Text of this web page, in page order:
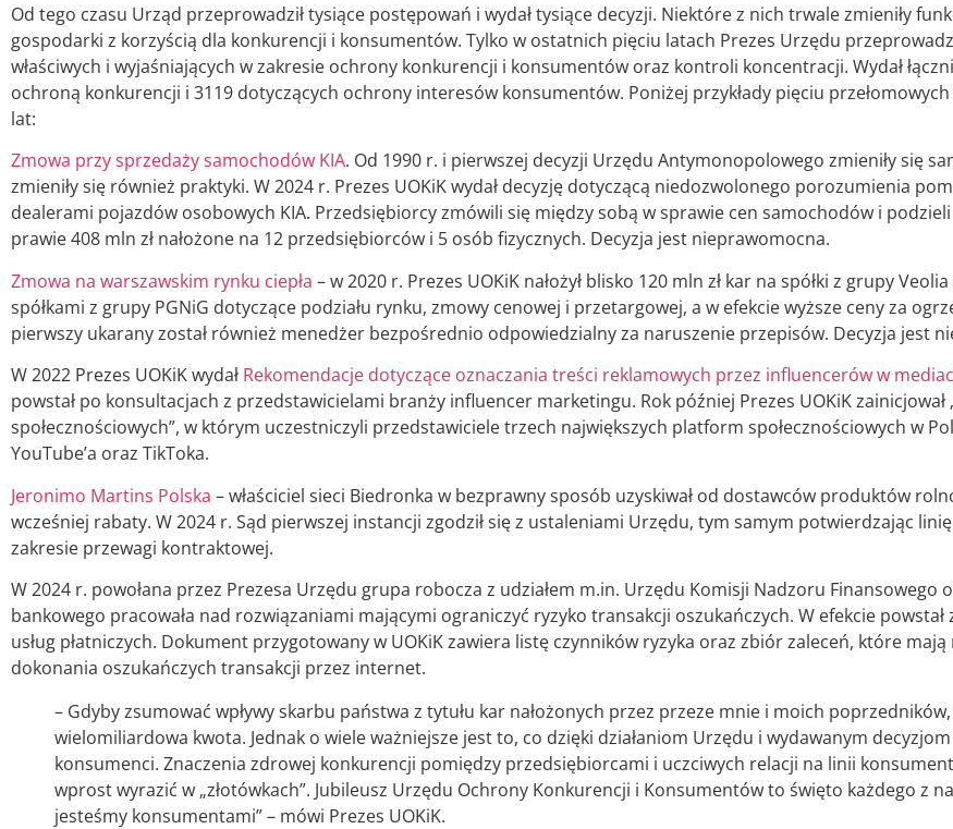
Od tego czasu Urząd przeprowadził tysiące postępowań i wydał tysiące decyzji. Niektóre z nich trwale zmieniły
gospodarki z korzyścią dla konkurencji i konsumentów. Tylko w ostatnich pięciu latach Prezes Urzędu
właściwych i wyjaśniających w zakresie ochrony konkurencji i konsumentów oraz kontroli koncentracji. Wydał
ochroną konkurencji i 3119 dotyczących ochrony interesów konsumentów. Poniżej przykłady pięciu
lat:
Zmowa przy sprzedaży samochodów KIA. Od 1990 r. i pierwszej decyzji Urzędu Antymonopolowego zmieniły się
zmieniły się również praktyki. W 2024 r. Prezes UOKiK wydał decyzję dotyczącą niedozwolonego porozumienia
dealerami pojazdów osobowych KIA. Przedsiębiorcy zmówili się między sobą w sprawie cen samochodów i podzieli
prawie 408 mln zł nałożone na 12 przedsiębiorców i 5 osób fizycznych. Decyzja jest nieprawomocna.
Zmowa na warszawskim rynku ciepła – w 2020 r. Prezes UOKiK nałożył blisko 120 mln zł kar na spółki z grupy
spółkami z grupy PGNiG dotyczące podziału rynku, zmowy cenowej i przetargowej, a w efekcie wyższe ceny za
pierwszy ukarany został również menedżer bezpośrednio odpowiedzialny za naruszenie przepisów. Decyzja jest
W 2022 Prezes UOKiK wydał Rekomendacje dotyczące oznaczania treści reklamowych przez influencerów w
powstał po konsultacjach z przedstawicielami branży influencer marketingu. Rok później Prezes UOKiK zainicjował
społecznościowych”, w którym uczestniczyli przedstawiciele trzech największych platform społecznościowych w
YouTube’a oraz TikToka.
Jeronimo Martins Polska – właściciel sieci Biedronka w bezprawny sposób uzyskiwał od dostawców produktów
wcześniej rabaty. W 2024 r. Sąd pierwszej instancji zgodził się z ustaleniami Urzędu, tym samym potwierdzając
zakresie przewagi kontraktowej.
W 2024 r. powołana przez Prezesa Urzędu grupa robocza z udziałem m.in. Urzędu Komisji Nadzoru Finansowego
bankowego pracowała nad rozwiązaniami mającymi ograniczyć ryzyko transakcji oszukańczych. W efekcie
usług płatniczych. Dokument przygotowany w UOKiK zawiera listę czynników ryzyka oraz zbiór zaleceń, które
dokonania oszukańczych transakcji przez internet.
– Gdyby zsumować wpływy skarbu państwa z tytułu kar nałożonych przez przeze mnie i moich
wielomiliardowa kwota. Jednak o wiele ważniejsze jest to, co dzięki działaniom Urzędu i wydawanym
konsumenci. Znaczenia zdrowej konkurencji pomiędzy przedsiębiorcami i uczciwych relacji na linii
wprost wyrazić w „złotówkach”. Jubileusz Urzędu Ochrony Konkurencji i Konsumentów to święto każdego z
jesteśmy konsumentami” – mówi Prezes UOKiK.